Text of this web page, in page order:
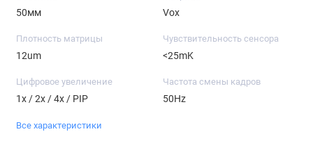
50мм Vox
Плотность матрицы
12um
Чувствительность сенсора
<25mK
Цифровое увеличение
1x / 2x / 4x / PIP
Частота смены кадров
50Hz
Все характеристики